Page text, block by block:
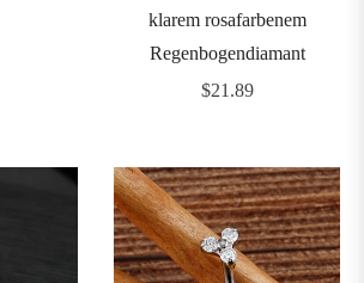
klarem rosafarbenem
Regenbogendiamant
Regulärer
$21.89